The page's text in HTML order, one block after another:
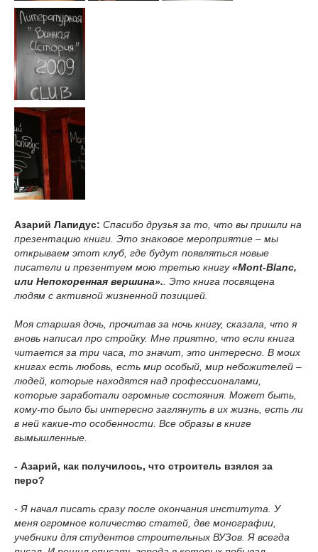
Азарий Лапидус: Спасибо друзья за то, что вы пришли на
презентацию книги. Это знаковое мероприятие – мы
открываем этот клуб, где будут появляться новые
писатели и презентуем мою третью книгу«Mont-Blanc,
или Непокоренная вершина». Это книга посвящена
людям с активной жизненной позицией.
Моя старшая дочь, прочитав за ночь книгу, сказала, что я
вновь написал про стройку. Мне приятно, что если книга
читается за три часа, то значит, это интересно. В моих
книгах есть любовь, есть мир особый, мир небожителей –
людей, которые находятся над профессионалами,
которые заработали огромные состояния. Может быть,
кому-то было бы интересно заглянуть в их жизнь, есть ли
в ней какие-то особенности. Все образы в книге
вымышленные.
- Азарий, как получилось, что строитель взялся за
перо?
- Я начал писать сразу после окончания института. У
меня огромное количество статей, две монографии,
учебники для студентов строительных ВУЗов. Я всегда